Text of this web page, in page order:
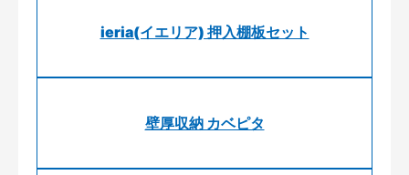
ieria(イエリア) 押入棚板セット
壁厚収納 カベピタ